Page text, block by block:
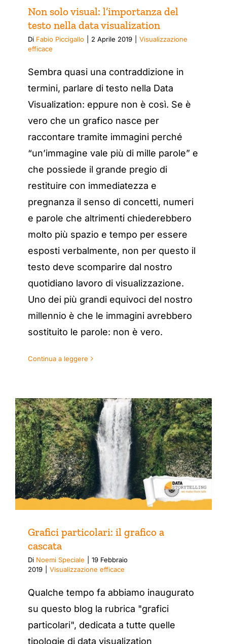
Non solo visual: l’importanza del
testo nella data visualization
Di Fabio Piccigallo 2 Aprile 2019
Visualizzazione
efficace
Sembra quasi una contraddizione in
termini, parlare di testo nella Data
Visualization: eppure non è così. Se è
vero che un grafico nasce per
raccontare tramite immagini perché
“un’immagine vale più di mille parole” e
che possiede il grande pregio di
restituire con immediatezza e
pregnanza il senso di concetti, numeri
e parole che altrimenti chiederebbero
molto più spazio e tempo per essere
esposti verbalmente, non per questo il
testo deve scomparire dal nostro
quotidiano lavoro di visualizzazione.
Uno dei più grandi equivoci del nostro
millennio è che le immagini avrebbero
sostituito le parole: non è vero.
Continua a leggere
Grafici particolari: il grafico a
cascata
Di Noemi Speciale
19 Febbraio
2019
Visualizzazione efficace
Qualche tempo fa abbiamo inaugurato
su questo blog la rubrica "grafici
particolari", dedicata a tutte quelle
tipologie di data visualization